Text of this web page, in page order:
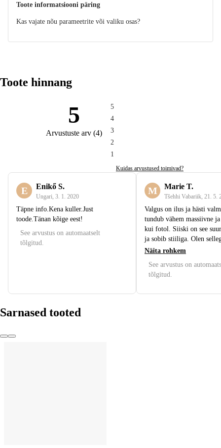
Toote informatsiooni päring
Kas vajate nõu parameetrite või valiku osas?
Toote hinnang
5
Arvustuste arv (4)
5
4
3
2
1
Kuidas arvustused toimivad?
E Enikő S.
Ungari 3. 1. 2020
Täpne info.Kena kuller.Just
toode.Tänan kõige eest!
See arvustus on automaatselt
tõlgitud.
M Marie T.
Tšehhi Vabariik 21. 5.
Valgus on ilus ja hästi
tundub vähem massiivne
kui fotol. Siiski on see
ja sobib stiiliga. Olen
Näita rohkem
See arvustus on
tõlgitud.
Sarnased tooted